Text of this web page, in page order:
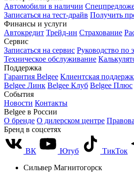
Автомобили в наличии
Записаться на тест-драйв Получить
Финансы и услуги
Автокредит Трейд-ин Страхование
Сервис
Записаться на сервис Руководство по
Техническое обслуживание
Поддержка
Гарантия Belgee Клиентская
Belgee Линк Belgee Клуб Belgee Плюс
События
Новости Контакты
Belgee в России
О бренде О дилерском центре
Бренд в соцсетях
ВК Ютуб ТикТок
Сильвер Магнитогорск